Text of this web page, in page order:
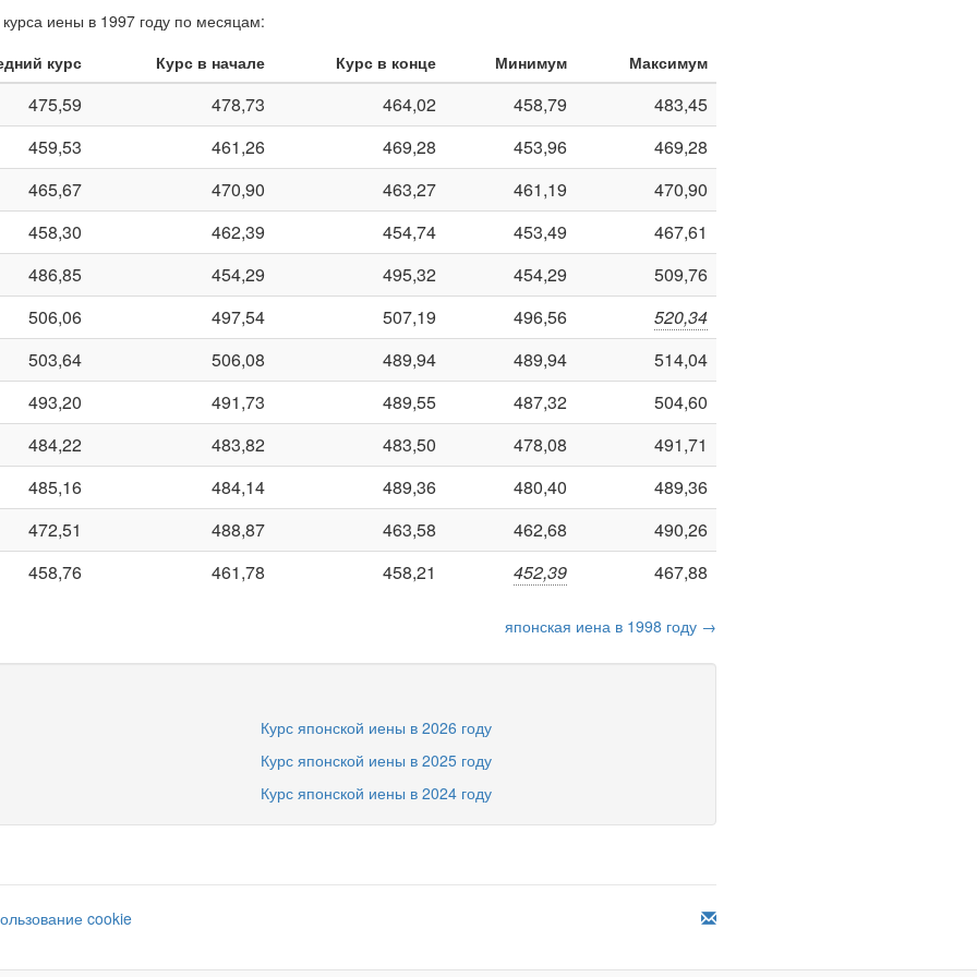
иены в 1997 году по месяцам:
курс
Курс в начале Курс в конце Минимум Максимум
475,59 478,73 464,02 458,79
483,45
459,53
461,26 469,28 453,96
469,28
465,67
470,90 463,27 461,19
470,90
458,30
462,39 454,74 453,49
467,61
486,85
454,29 495,32 454,29
509,76
506,06
497,54 507,19 496,56
520,34
503,64
506,08 489,94 489,94
514,04
493,20
491,73 489,55 487,32
504,60
484,22
483,82 483,50 478,08
491,71
485,16
484,14 489,36 480,40
489,36
472,51
488,87 463,58 462,68
490,26
458,76
461,78 458,21 452,39 467,88
японская иена в 1998 году →
Курс японской иены в 2026 году
Курс японской иены в 2025 году
Курс японской иены в 2024 году
cookie